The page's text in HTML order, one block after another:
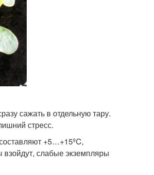
сажать в отдельную тару.
стресс.
+5…+15ºC,
слабые экземпляры